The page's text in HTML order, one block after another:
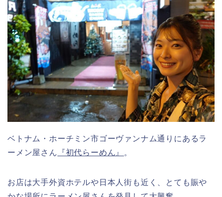
ベトナム・ホーチミン市ゴーヴァンナム通りにあるラ
ーメン屋さん
『初代らーめん』 。
お店は大手外資ホテルや日本人街も近く、とても賑や